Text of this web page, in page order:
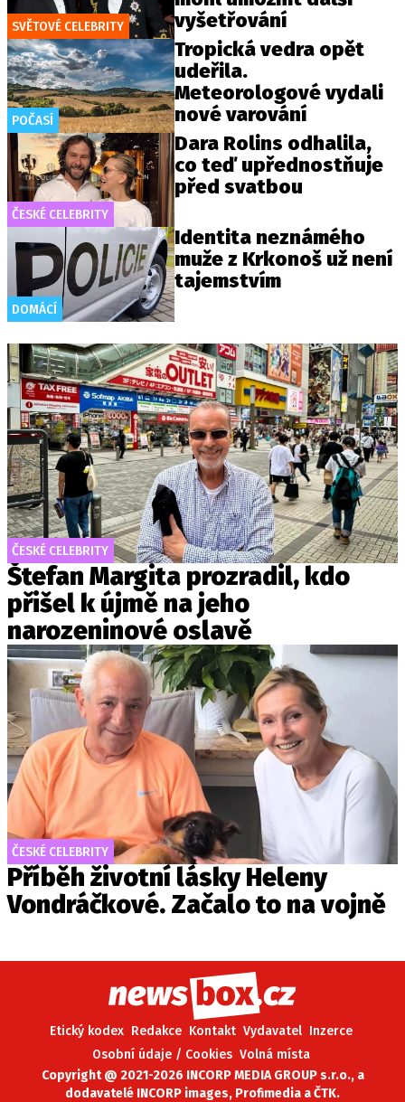
SVĚTOVÉ CELEBRITY
vyšetřování
POČASÍ
Tropická vedra opět
udeřila.
Meteorologové vydali
nové varování
ČESKÉ CELEBRITY
Dara Rolins odhalila,
co teď upřednostňuje
před svatbou
DOMÁCÍ
Identita neznámého
muže z Krkonoš už není
tajemstvím
ČESKÉ CELEBRITY
Štefan Margita prozradil, kdo
přišel k újmě na jeho
narozeninové oslavě
ČESKÉ CELEBRITY
Příběh životní lásky Heleny
Vondráčkové. Začalo to na vojně
Etický kodex Redakce Kontakt Vydavatel Inzerce
Osobní údaje / Cookies Volná místa
Copyright @ 2021-2026 INCORP MEDIA GROUP s.r.o., a
dodavatelé INCORP images, Profimedia a ČTK.